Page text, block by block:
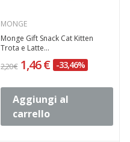
MONGE
Monge Gift Snack Cat Kitten
Trota e Latte...
2,20 € 1,46 € -33,46%
Aggiungi al
carrello